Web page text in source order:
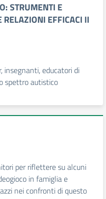
STRUMENTI E
RELAZIONI EFFICACI II
insegnanti, educatori di
spettro autistico
per riflettere su alcuni
in famiglia e
nei confronti di questo